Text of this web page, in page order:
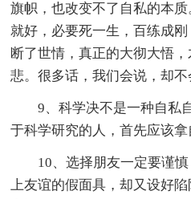
旗帜，也改变不了自私的本
就好，必要死一生，百练成刚
断了世情，真正的大彻大悟
悲。很多话，我们会说，却不
9、科学决不是一种自私
于科学研究的人，首先应该拿
10、选择朋友一定要谨
上友谊的假面具，却又设好